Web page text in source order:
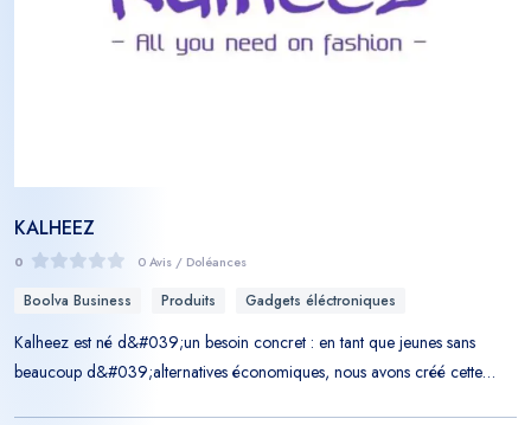
KALHEEZ
0 0 Avis / Doléances
Boolva Business Produits Gadgets éléctroniques
Kalheez est né d&#039;un besoin concret : en tant que jeunes sans
beaucoup d&#039;alternatives économiques, nous avons créé cette